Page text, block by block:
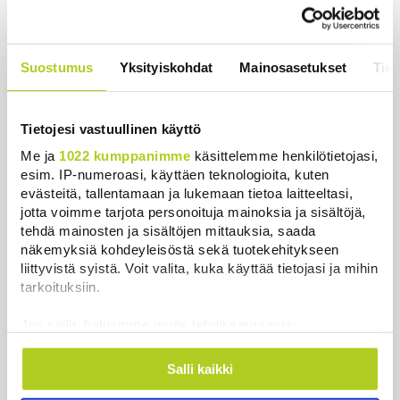
Suostumus Yksityiskohdat Mainosasetukset
Tietojesi vastuullinen käyttö
Me ja 1022 kumppanimme käsittelemme henkilötietojasi,
esim. IP-numeroasi, käyttäen teknologioita, kuten
evästeitä, tallentamaan ja lukemaan tietoa laitteeltasi,
jotta voimme tarjota personoituja mainoksia ja sisältöjä,
tehdä mainosten ja sisältöjen mittauksia, saada
näkemyksiä kohdeyleisöstä sekä tuotekehitykseen
liittyvistä syistä. Voit valita, kuka käyttää tietojasi ja mihin
tarkoituksiin.
Kerätä tietoja maantieteellisestä sijainnistasi,
mahdollisesti muutaman metrin tarkkuudella
Salli kaikki
Keskustan Siika-aho kertoo, mikä
hänestä on Ylen gallupin todellinen
Uutiset | 6.8.2026 11:56
Uutiset
Uusimmat Luetuimmat